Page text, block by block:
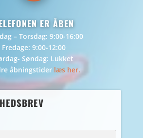
ER ÅBEN
– Torsdag: 9:00-16:00
Fredage: 9:00-12:00
Søndag: Lukket
åbningstider læs her.